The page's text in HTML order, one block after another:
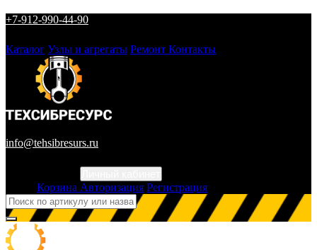
+7-912-990-44-90
Каталог Узлы и агрегаты Ремонт Контакты
info@tehsibresurs.ru
Корзина Авторизация Регистрация